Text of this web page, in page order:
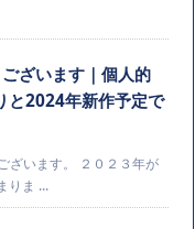
ざいます｜個人的
と2024年新作予定で
ざいます。 ２０２３年が
りま ...